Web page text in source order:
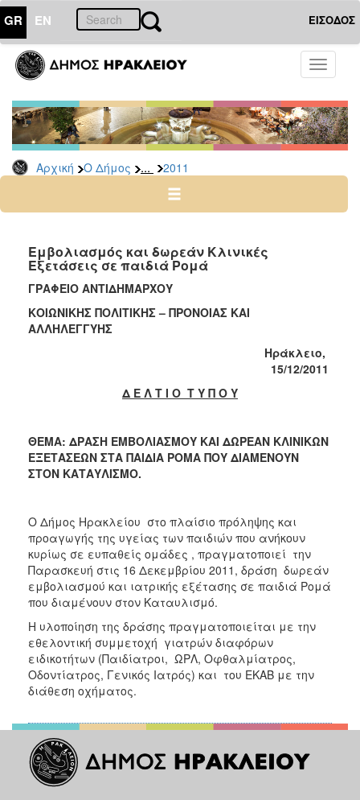
GR EN ΕΙΣΟΔΟΣ
Toggle
Αρχική Ο Δήμος ... 2011
ΔΗΜΟΣ
Δελτία
Τύπου
Αρχείο
2026
2024
2022
2021
2020
2019
2015
2013
2012
2010
2006
ΤΟΠΟΣ
ΠΟΛΙΤΙΣΜΟΣ
ΑΝΘΕΚΤΙΚΗ
Εμβολιασμός και δωρεάν Κλινικές
Εξετάσεις σε παιδιά Ρομά
ΓΡΑΦΕΙΟ ΑΝΤΙΔΗΜΑΡΧΟΥ
ΚΟΙΩΝΙΚΗΣ ΠΟΛΙΤΙΚΗΣ – ΠΡΟΝΟΙΑΣ ΚΑΙ
ΑΛΛΗΛΕΓΓΥΗΣ
Ηράκλειο,
15/12/2011
Δ Ε Λ Τ Ι Ο Τ Υ Π Ο Υ
ΘΕΜΑ: ΔΡΑΣΗ ΕΜΒΟΛΙΑΣΜΟΥ ΚΑΙ ΔΩΡΕΑΝ ΚΛΙΝΙΚΩΝ
ΕΞΕΤΑΣΕΩΝ ΣΤΑ ΠΑΙΔΙΑ ΡΟΜΑ ΠΟΥ ΔΙΑΜΕΝΟΥΝ
ΣΤΟΝ ΚΑΤΑΥΛΙΣΜΟ.
Ο Δήμος Ηρακλείου στo πλαίσιo πρόληψης και
προαγωγής της υγείας των παιδιών που ανήκουν
κυρίως σε ευπαθείς ομάδες , πραγματοποιεί την
Παρασκευή στις 16 Δεκεμβρίου 2011, δράση δωρεάν
εμβολιασμού και ιατρικής εξέτασης σε παιδιά Ρομά
που διαμένουν στον Καταυλισμό.
Η υλοποίηση της δράσης πραγματοποιείται με την
εθελοντική συμμετοχή γιατρών διαφόρων
ειδικοτήτων (Παιδίατροι, ΩΡΛ, Οφθαλμίατρος,
Οδοντίατρος, Γενικός Ιατρός) και του ΕΚΑΒ με την
διάθεση οχήματος.